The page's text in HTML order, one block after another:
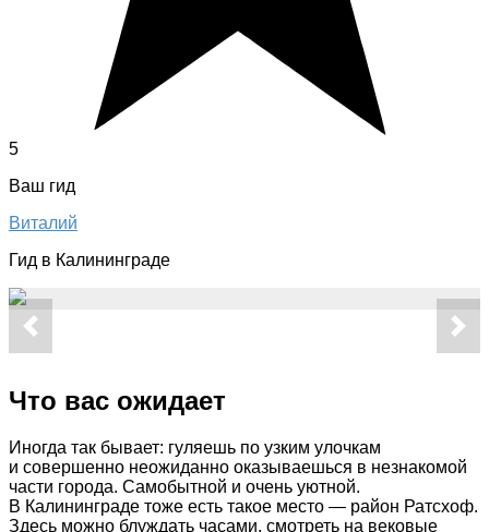
5
Ваш гид
Виталий
Гид в Калининграде
Что вас ожидает
Иногда так бывает: гуляешь по узким улочкам
и совершенно неожиданно оказываешься в незнакомой
части города. Самобытной и очень уютной.
В Калининграде тоже есть такое место — район Ратсхоф.
Здесь можно блуждать часами, смотреть на вековые